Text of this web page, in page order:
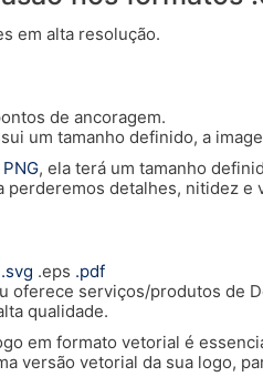
em alta resolução.
de ancoragem.
um tamanho definido, a
PNG, ela terá um tamanho
detalhes, nitidez
.svg .eps .pdf
oferece serviços/produtos de
qualidade.
em formato vetorial é
versão vetorial da sua logo,